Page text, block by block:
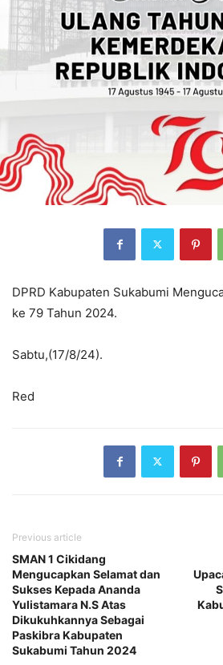
DPRD Kabupaten Sukabumi
ke 79 Tahun 2024.
Sabtu,(17/8/24).
Red
Previous article
SMAN 1 Cikidang
Mengucapkan Selamat dan
Sukses Kepada Ananda
Yulistamara N.S Atas
Dikukuhkannya Sebagai
Paskibra Kabupaten
Sukabumi Tahun 2024